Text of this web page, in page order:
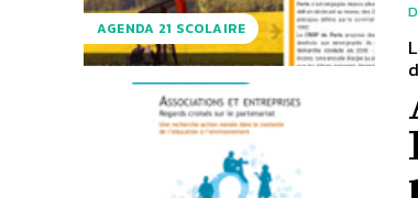
AGENDA 21 SCOLAIRE